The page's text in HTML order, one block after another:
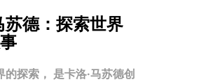
苏德：探索世界
的探索， 是卡洛·马苏德创